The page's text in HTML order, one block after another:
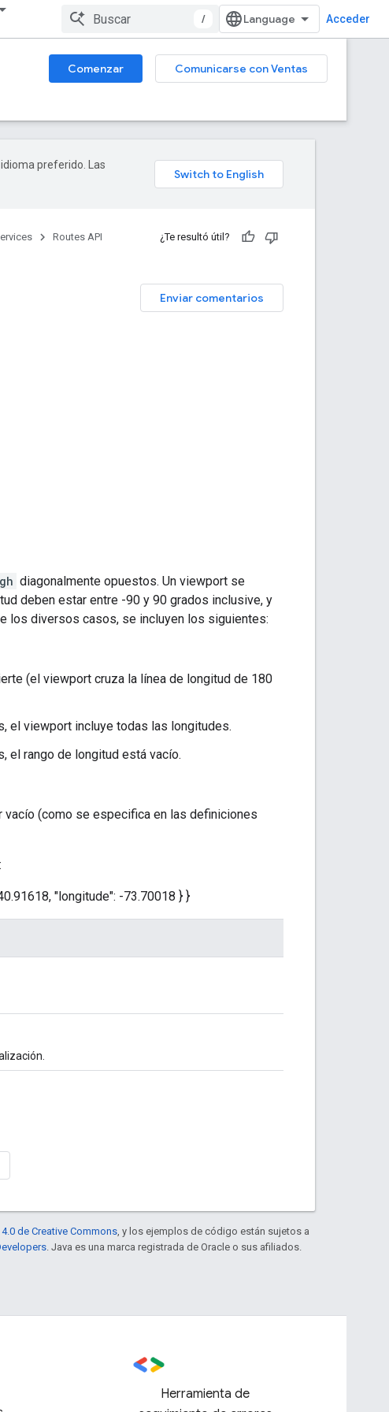
/ Acceder
Comenzar
Comunicarse con Ventas
preferido. Las
Routes API
¿Te resultó útil?
Enviar comentarios
diagonalmente opuestos. Un viewport se
deben estar entre -90 y 90 grados inclusive, y
los diversos casos, se incluyen los siguientes:
(el viewport cruza la línea de longitud de 180
el viewport incluye todas las longitudes.
el rango de longitud está vacío.
vacío (como se especifica en las definiciones
"longitude": -73.70018 } }
de Creative Commons , y los ejemplos de código están sujetos a
. Java es una marca registrada de Oracle o sus afiliados.
Herramienta de